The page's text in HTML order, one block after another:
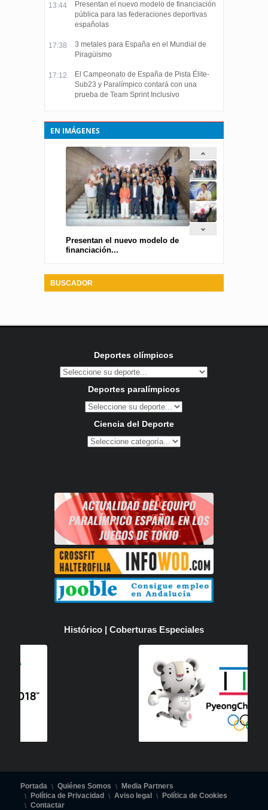
13:44
Presentan el nuevo modelo de financiación
pública para las federaciones deportivas
españolas
17:38
3 metales para España en el Mundial de
Piragüismo
17:12
El Campeonato de España de Pista Élite-
Sub23 y Paralímpico contará con una
prueba de Team Sprint Inclusivo
EN IMÁGENES
Presentan el nuevo modelo de
financiación...
BUSCADOR
Deportes olímpicos
Deportes paralímpicos
Ciencia del Deporte
Histórico | Coberturas Especiales
Portada Quiénes Somos
Media Partners
Política de Privacidad
Aviso legal
Política de Cookies
Contactar